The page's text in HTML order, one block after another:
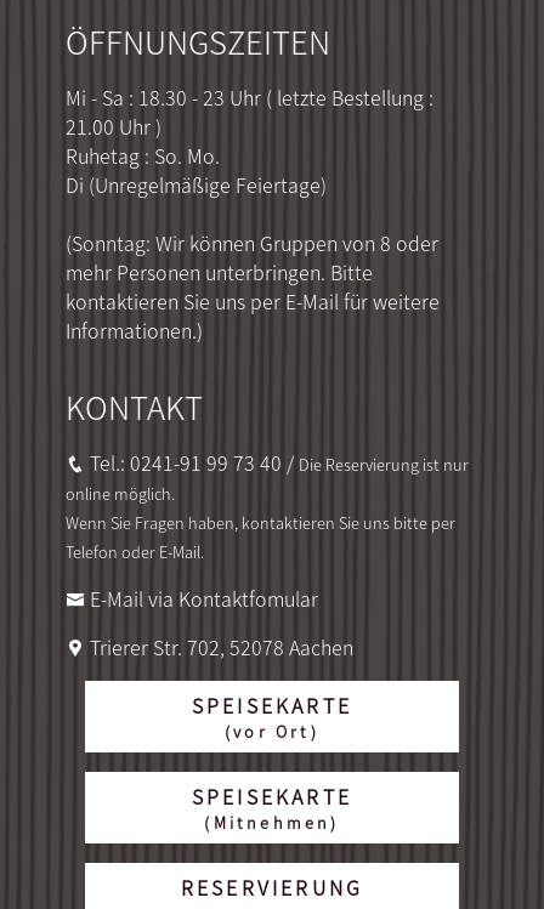
ÖFFNUNGSZEITEN
Mi - Sa : 18.30 - 23 Uhr ( letzte Bestellung :
21.00 Uhr )
Ruhetag : So. Mo.
Di (Unregelmäßige Feiertage)
(Sonntag: Wir können Gruppen von 8 oder
mehr Personen unterbringen. Bitte
kontaktieren Sie uns per E-Mail für weitere
Informationen.)
KONTAKT
Tel.: 0241-91 99 73 40 / Die Reservierung ist nur
online möglich.
Wenn Sie Fragen haben, kontaktieren Sie uns bitte per
Telefon oder E-Mail.
E-Mail via Kontaktfomular
Trierer Str. 702, 52078 Aachen
SPEISEKARTE
(vor Ort)
SPEISEKARTE
(Mitnehmen)
RESERVIERUNG